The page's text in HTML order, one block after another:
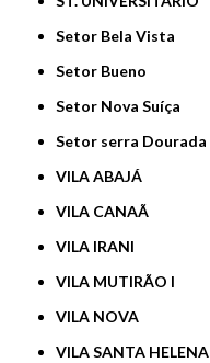
Setor Bela Vista
Setor Bueno
Setor Nova Suíça
Setor serra Dourada
VILA ABAJÁ
VILA CANAÃ
VILA IRANI
VILA MUTIRÃO I
VILA NOVA
VILA SANTA HELENA